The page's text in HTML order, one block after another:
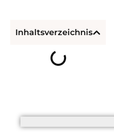
Inhaltsverzeichnis